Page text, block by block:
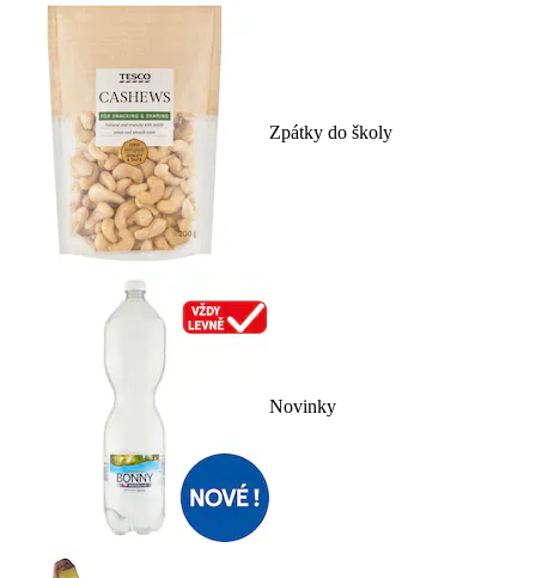
Zpátky do školy
Novinky